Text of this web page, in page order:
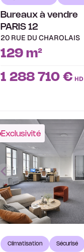
Bureaux à vendre
PARIS 12
20 RUE DU CHAROLAIS
129 m²
1 288 710 € HD
Exclusivité
Climatisation Sécurisé